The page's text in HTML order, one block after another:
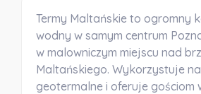
Termy Maltańskie to ogromny
wodny w samym centrum
w malowniczym miejscu nad
Maltańskiego. Wykorzystuje
geotermalne i oferuje gościom